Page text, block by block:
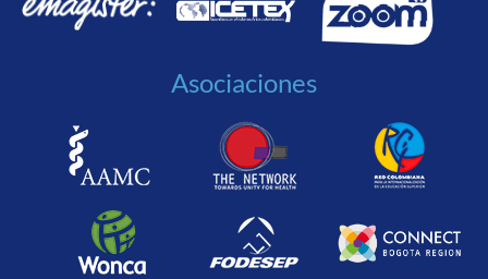
Asociaciones